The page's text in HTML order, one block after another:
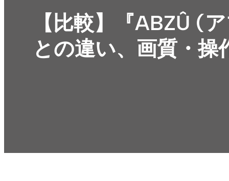
【比較】『ABZÛ (
との違い、画質・